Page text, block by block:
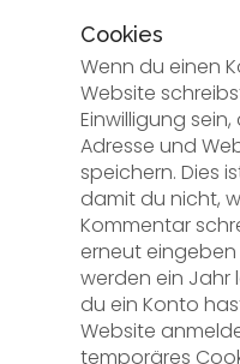
Cookies
Wenn du einen
Website
Einwilligung
Adresse und
speichern. Dies
damit du nicht,
Kommentar
erneut eingeben
werden ein Jahr
du ein Konto
Website
temporäres